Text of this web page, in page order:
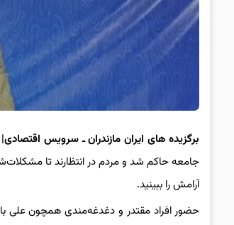
برگزیده های ایران مازندران ـ سرویس اقتصادی|
جامعه حاکم شد و مردم در انتظارند تا
آرامش را ببینید.
حضور افراد مقتدر و دغدغه‌مندی همچون علی